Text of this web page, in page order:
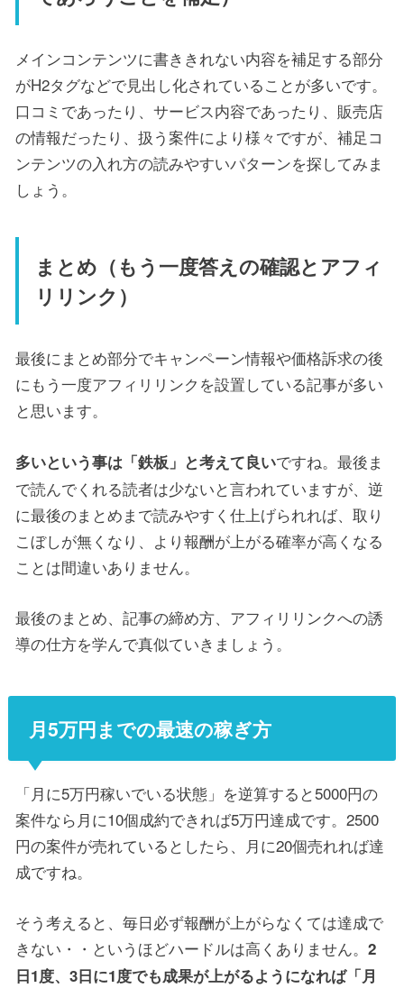
メインコンテンツに書ききれない内容を補足する部分
がH2タグなどで見出し化されていることが多いです。
口コミであったり、サービス内容であったり、販売店
の情報だったり、扱う案件により様々ですが、補足コ
ンテンツの入れ方の読みやすいパターンを探してみま
しょう。
まとめ（もう一度答えの確認とアフィ
リリンク）
最後にまとめ部分でキャンペーン情報や価格訴求の後
にもう一度アフィリリンクを設置している記事が多い
と思います。
多いという事は「鉄板」と考えて良いですね。最後ま
で読んでくれる読者は少ないと言われていますが、逆
に最後のまとめまで読みやすく仕上げられれば、取り
こぼしが無くなり、より報酬が上がる確率が高くなる
ことは間違いありません。
最後のまとめ、記事の締め方、アフィリリンクへの誘
導の仕方を学んで真似ていきましょう。
月5万円までの最速の稼ぎ方
「月に5万円稼いでいる状態」を逆算すると5000円の
案件なら月に10個成約できれば5万円達成です。2500
円の案件が売れているとしたら、月に20個売れれば達
成ですね。
そう考えると、毎日必ず報酬が上がらなくては達成で
きない・・というほどハードルは高くありません。 2
日1度、3日に1度でも成果が上がるようになれば「月